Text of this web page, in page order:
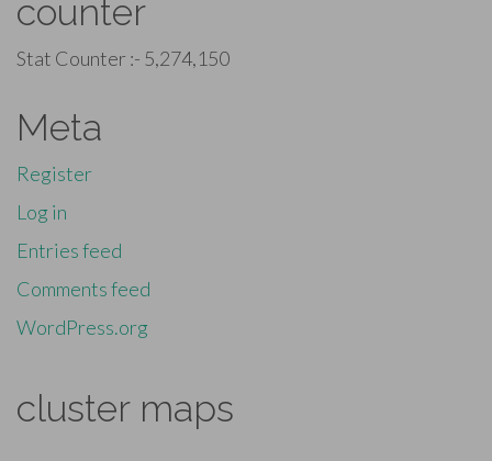
counter
Stat Counter :- 5,274,150
Meta
Register
Log in
Entries feed
Comments feed
WordPress.org
cluster maps